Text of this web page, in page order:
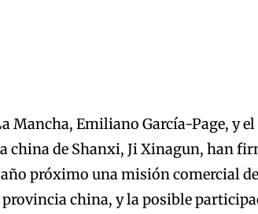
Mancha, Emiliano García-Page, y el
china de Shanxi, Ji Xinagun, han
próximo una misión comercial de
provincia china, y la posible